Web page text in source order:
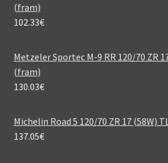
(fram)
102.33€
Metzeler Sportec M-9 RR 120/70 ZR
(fram)
130.03€
Michelin Road 5 120/70 ZR 17 (58W)
137.05€